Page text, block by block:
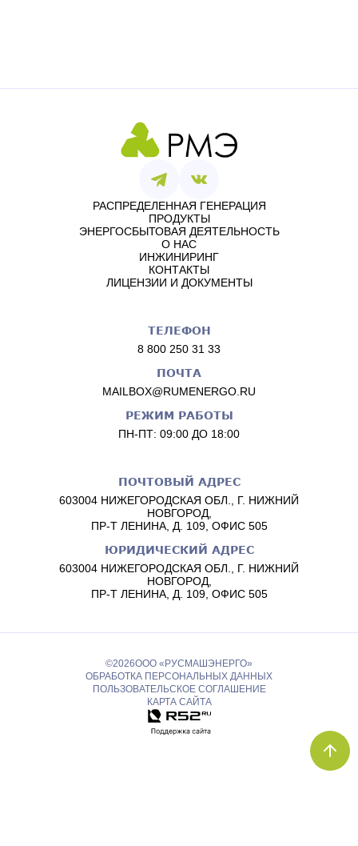
РАСПРЕДЕЛЕННАЯ ГЕНЕРАЦИЯ
ПРОДУКТЫ
ЭНЕРГОСБЫТОВАЯ ДЕЯТЕЛЬНОСТЬ
О НАС
ИНЖИНИРИНГ
КОНТАКТЫ
ЛИЦЕНЗИИ И ДОКУМЕНТЫ
ТЕЛЕФОН
8 800 250 31 33
ПОЧТА
MAILBOX@RUMENERGO.RU
РЕЖИМ РАБОТЫ
ПН-ПТ: 09:00 ДО 18:00
ПОЧТОВЫЙ АДРЕС
603004 НИЖЕГОРОДСКАЯ ОБЛ.
Г. НИЖНИЙ
НОВГОРОД,
ПР-Т ЛЕНИНА, Д. 109, ОФИС 505
ЮРИДИЧЕСКИЙ АДРЕС
603004 НИЖЕГОРОДСКАЯ ОБЛ.
Г. НИЖНИЙ
НОВГОРОД,
ПР-Т ЛЕНИНА, Д. 109, ОФИС 505
©2026ООО «РУСМАШЭНЕРГО»
ОБРАБОТКА ПЕРСОНАЛЬНЫХ ДАННЫХ
ПОЛЬЗОВАТЕЛЬСКОЕ СОГЛАШЕНИЕ
КАРТА САЙТА